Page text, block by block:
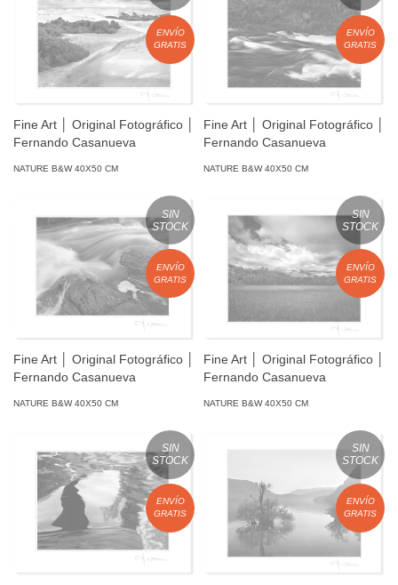
ENVÍO
GRATIS
Fine Art │ Original Fotográfico │
Fernando Casanueva
NATURE B&W 40X50 CM
ENVÍO
GRATIS
Fine Art │ Original Fotográfico │
Fernando Casanueva
NATURE B&W 40X50 CM
SIN
STOCK
ENVÍO
GRATIS
Fine Art │ Original Fotográfico │
Fernando Casanueva
NATURE B&W 40X50 CM
SIN
STOCK
ENVÍO
GRATIS
Fine Art │ Original Fotográfico │
Fernando Casanueva
NATURE B&W 40X50 CM
SIN
STOCK
ENVÍO
GRATIS
SIN
STOCK
ENVÍO
GRATIS